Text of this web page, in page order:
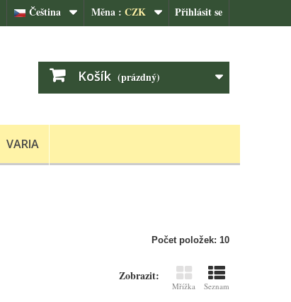
Přihlásit se
Měna : CZK
Čeština
Košík (prázdný)
VARIA
Počet položek: 10
Zobrazit:
Mřížka Seznam